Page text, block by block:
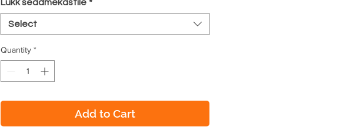
Lukk seadmekastile *
Select
Quantity *
Add to Cart